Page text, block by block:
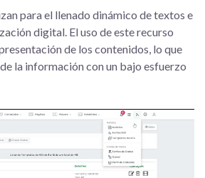
para el llenado dinámico de textos e
digital. El uso de este recurso
de los contenidos, lo que
la información con un bajo esfuerzo